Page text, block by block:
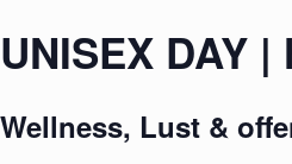
UNISEX DAY |
Wellness, Lust &